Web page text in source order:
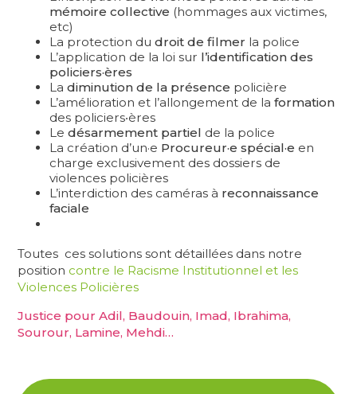
mémoire collective (hommages aux victimes,
etc)
La protection dudroit de filmer la police
L’application de la loi sur l’identification des
policiers·ères
Ladiminution de la présence policière
L’amélioration et l’allongement de la formation
des policiers‧ères
Ledésarmement partiel de la police
La création d’un·e Procureur·e spécial·e en
charge exclusivement des dossiers de
violences policières
L’interdiction des caméras à reconnaissance
faciale
Toutes ces solutions sont détaillées dans notre
position contre le Racisme Institutionnel et les
Violences Policières
Justice pourAdil, Baudouin, Imad, Ibrahima,
Sourour, Lamine, Mehdi…